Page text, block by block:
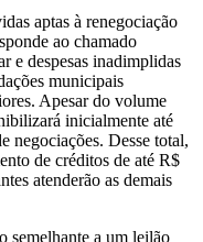
aptas à renegociação
ao chamado
e despesas inadimplidas
municipais
Apesar do volume
inicialmente até
negociações. Desse total,
de créditos de até R$
atenderão as demais
semelhante a um leilão